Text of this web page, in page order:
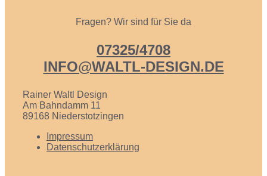
Fragen? Wir sind für Sie da
07325/4708
INFO@WALTL-DESIGN.DE
Rainer Waltl Design
Am Bahndamm 11
89168 Nieder­stotzingen
Impres­sum
Daten­schutz­er­klä­rung